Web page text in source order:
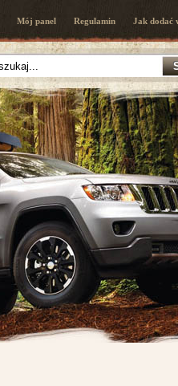
Mój panel Regulamin Jak dodać